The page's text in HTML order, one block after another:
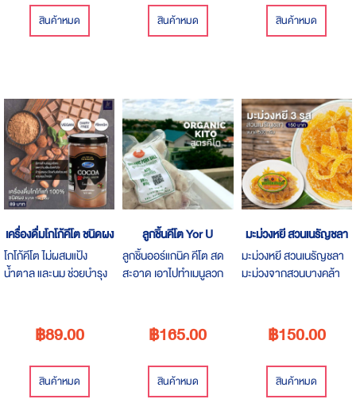
สินค้าหมด สินค้าหมด สินค้าหมด
เครื่องดื่มโกโก้คีโต ชนิดผง
โกโก้คีโต ไม่ผสมแป้ง
น้ำตาล และนม ช่วยบำรุง
฿89.00
สินค้าหมด
ลูกชิ้นคีโต Yor U
ลูกชิ้นออร์แกนิค คีโต สด
สะอาด เอาไปทำเมนูลวก
฿165.00
สินค้าหมด
มะม่วงหยี สวนเนรัญชลา
มะม่วงหยี สวนเนรัญชลา
มะม่วงจากสวนบางคล้า
฿150.00
สินค้าหมด